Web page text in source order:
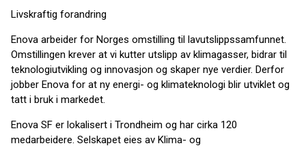
Livskraftig forandring
Enova arbeider for Norges omstilling til lavutslippssamfunnet.
Omstillingen krever at vi kutter utslipp av klimagasser, bidrar til
teknologiutvikling og innovasjon og skaper nye verdier. Derfor
jobber Enova for at ny energi- og klimateknologi blir utviklet og
tatt i bruk i markedet.
Enova SF er lokalisert i Trondheim og har cirka 120
medarbeidere. Selskapet eies av Klima- og